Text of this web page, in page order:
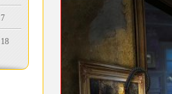
7
18